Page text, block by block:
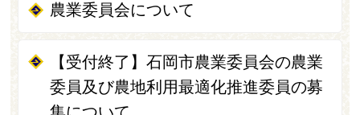
農業委員会について
【受付終了】石岡市農業委員会の農業
委員及び農地利用最適化推進委員の募